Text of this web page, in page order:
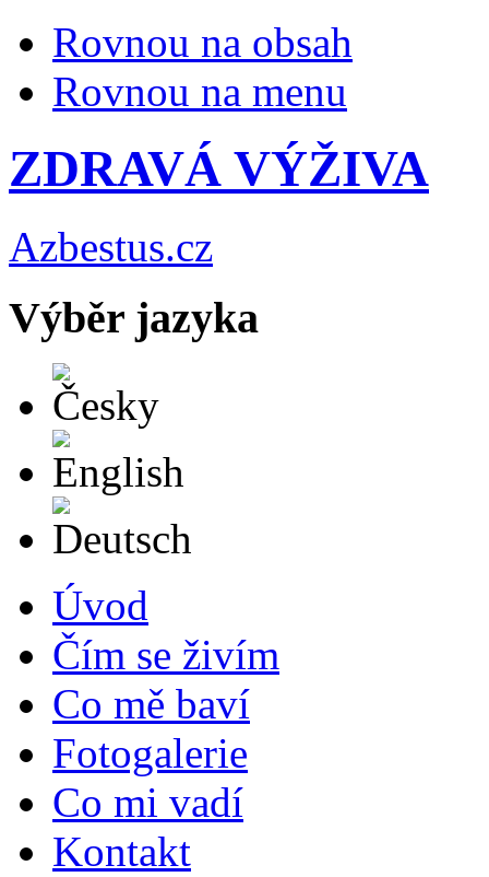
Rovnou na obsah
Rovnou na menu
ZDRAVÁ VÝŽIVA
Azbestus.cz
Výběr jazyka
Úvod
Čím se živím
Co mě baví
Fotogalerie
Co mi vadí
Kontakt